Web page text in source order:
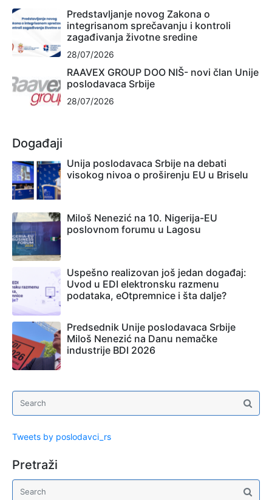
Predstavljanje novog Zakona o
integrisanom sprečavanju i kontroli
zagađivanja životne sredine
28/07/2026
RAAVEX GROUP DOO NIŠ- novi član Unije
poslodavaca Srbije
28/07/2026
Događaji
Unija poslodavaca Srbije na debati
visokog nivoa o proširenju EU u Briselu
Miloš Nenezić na 10. Nigerija-EU
poslovnom forumu u Lagosu
Uspešno realizovan još jedan događaj:
Uvod u EDI elektronsku razmenu
podataka, eOtpremnice i šta dalje?
Predsednik Unije poslodavaca Srbije
Miloš Nenezić na Danu nemačke
industrije BDI 2026
Tweets by poslodavci_rs
Pretraži